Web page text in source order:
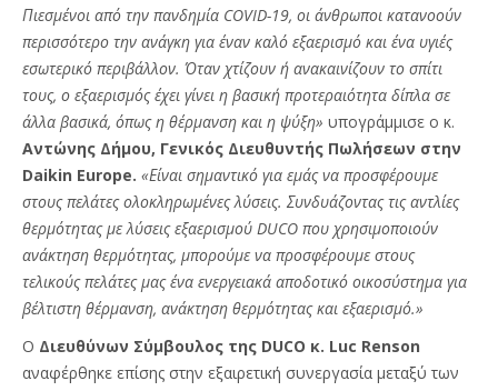
Πιεσμένοι από την πανδημία COVID-19, οι άνθρωποι κατανοούν
περισσότερο την ανάγκη για έναν καλό εξαερισμό και ένα υγιές
εσωτερικό περιβάλλον. Όταν χτίζουν ή ανακαινίζουν το σπίτι
τους, ο εξαερισμός έχει γίνει η βασική προτεραιότητα δίπλα σε
άλλα βασικά, όπως η θέρμανση και η ψύξη» υπογράμμισε ο κ.
Αντώνης Δήμου, Γενικός Διευθυντής Πωλήσεων στην
Daikin Europe. «Είναι σημαντικό για εμάς να προσφέρουμε
στους πελάτες ολοκληρωμένες λύσεις. Συνδυάζοντας τις αντλίες
θερμότητας με λύσεις εξαερισμού DUCO που χρησιμοποιούν
ανάκτηση θερμότητας, μπορούμε να προσφέρουμε στους
τελικούς πελάτες μας ένα ενεργειακά αποδοτικό οικοσύστημα για
βέλτιστη θέρμανση, ανάκτηση θερμότητας και εξαερισμό.»
Ο Διευθύνων Σύμβουλος της DUCO κ. Luc Renson
αναφέρθηκε επίσης στην εξαιρετική συνεργασία μεταξύ των